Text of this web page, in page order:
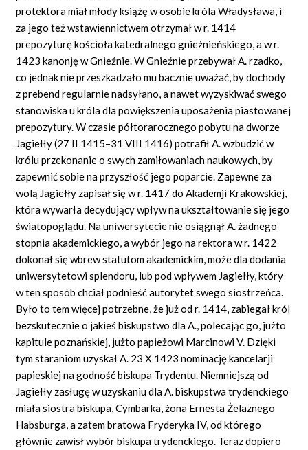
protektora miał młody książę w osobie króla Władysława, i
za jego też wstawiennictwem otrzymał w r. 1414
prepozyturę kościoła katedralnego gnieźnieńskiego, a w r.
1423 kanonję w Gnieźnie. W Gnieźnie przebywał A. rzadko,
co jednak nie przeszkadzało mu bacznie uważać, by dochody
z prebend regularnie nadsyłano, a nawet wyzyskiwać swego
stanowiska u króla dla powiększenia uposażenia piastowanej
prepozytury. W czasie półtorarocznego pobytu na dworze
Jagiełły (27 II 1415–31 VIII 1416) potrafił A. wzbudzić w
królu przekonanie o swych zamiłowaniach naukowych, by
zapewnić sobie na przyszłość jego poparcie. Zapewne za
wolą Jagiełły zapisał się w r. 1417 do Akademji Krakowskiej,
która wywarła decydujący wpływ na ukształtowanie się jego
światopoglądu. Na uniwersytecie nie osiągnął A. żadnego
stopnia akademickiego, a wybór jego na rektora w r. 1422
dokonał się wbrew statutom akademickim, może dla dodania
uniwersytetowi splendoru, lub pod wpływem Jagiełły, który
w ten sposób chciał podnieść autorytet swego siostrzeńca.
Było to tem więcej potrzebne, że już od r. 1414, zabiegał król
bezskutecznie o jakieś biskupstwo dla A., polecając go, jużto
kapitule poznańskiej, jużto papieżowi Marcinowi V. Dzięki
tym staraniom uzyskał A. 23 X 1423 nominację kancelarji
papieskiej na godność biskupa Trydentu. Niemniejszą od
Jagiełły zasługę w uzyskaniu dla A. biskupstwa trydenckiego
miała siostra biskupa, Cymbarka, żona Ernesta Żelaznego
Habsburga, a zatem bratowa Fryderyka IV, od którego
głównie zawisł wybór biskupa trydenckiego. Teraz dopiero